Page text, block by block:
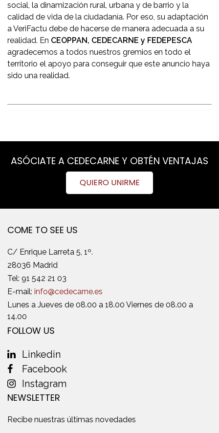
social, la dinamización rural, urbana y de barrio y la
calidad de vida de la ciudadanía. Por eso, su adaptación
a VeriFactu debe de hacerse de manera adecuada a su
realidad. En CEOPPAN, CEDECARNE y FEDEPESCA
agradecemos a todos nuestros gremios en todo el
territorio el apoyo para conseguir que este anuncio haya
sido una realidad.
ASÓCIATE A CEDECARNE Y OBTÉN VENTAJAS
QUIERO UNIRME
COME TO SEE US
C/ Enrique Larreta 5, 1º.
28036 Madrid
Tel: 91 542 21 03
E-mail: info@cedecarne.es
Lunes a Jueves de 08.00 a 18.00 Viernes de 08.00 a
14.00
FOLLOW US
Linkedin
Facebook
Instagram
NEWSLETTER
Recibe nuestras últimas novedades